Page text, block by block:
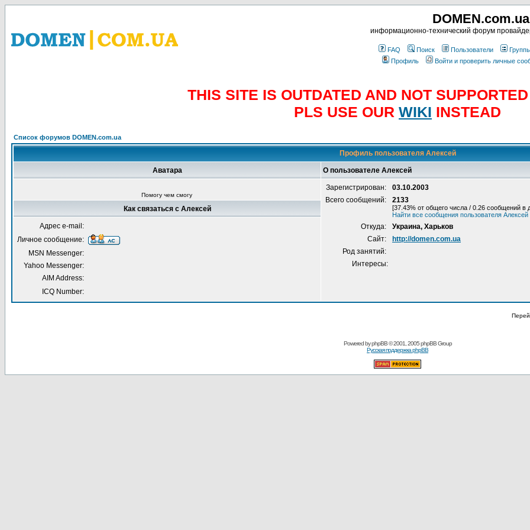
DOMEN.com.ua
информационно-технический форум
FAQ Поиск Пользователи
Профиль
Войти и проверить личные
THIS SITE IS OUTDATED AND NOT
PLS USE OUR WIKI INSTEAD
Список форумов DOMEN.com.ua
Профиль пользователя Алексей
Аватара О пользователе Алексей
Помогу чем смогу
Зарегистрирован:
03.10.2003
Всего сообщений:
2133
[37.43% от общего числа / 0.26 сообщений в
Найти все сообщения пользователя Алексей
Откуда:
Украина, Харьков
Сайт:
http://domen.com.ua
Род занятий:
Интересы:
Как связаться с Алексей
Адрес e-mail:
Личное сообщение:
MSN Messenger:
Yahoo Messenger:
AIM Address:
ICQ Number:
Powered byphpBB© 2001, 2005 phpBB Group
Русская поддержка phpBB